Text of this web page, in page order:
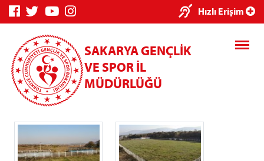
Hızlı Erişim
SAKARYA GENÇLİK
VE SPOR İL
MÜDÜRLÜĞÜ
×
Genç Bilgi
Sistemi
Spor Bilgi
Sistemi
Kredi/Yurt